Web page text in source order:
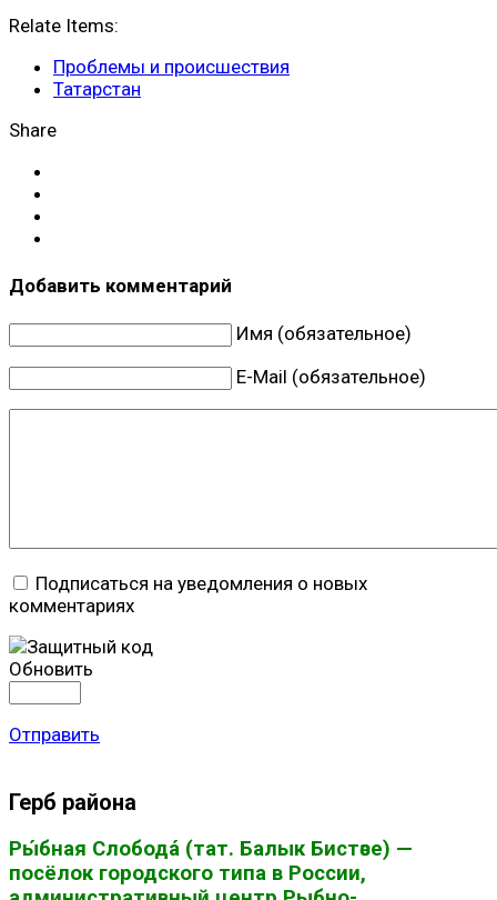
Relate Items:
Проблемы и происшествия
Татарстан
Share
Добавить комментарий
Имя (обязательное)
E-Mail (обязательное)
Подписаться на уведомления о новых
комментариях
Обновить
Отправить
Герб района
Ры́бная Слобода́ (тат. Балык Бистәсе) —
посёлок городского типа в России,